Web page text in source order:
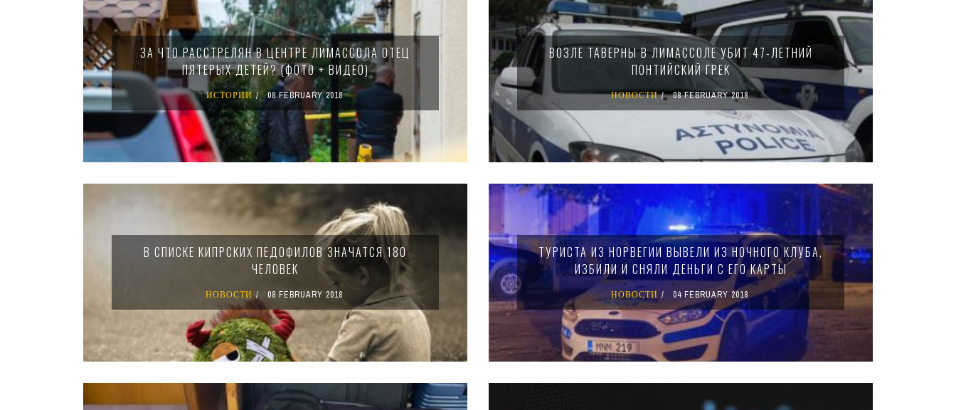
ЗА ЧТО РАССТРЕЛЯН В ЦЕНТРЕ ЛИМАССОЛА ОТЕЦ
ПЯТЕРЫХ ДЕТЕЙ? (ФОТО + ВИДЕО)
ИСТОРИИ 08 FEBRUARY 2018
ВОЗЛЕ ТАВЕРНЫ В ЛИМАССОЛЕ УБИТ 47-ЛЕТНИЙ
ПОНТИЙСКИЙ ГРЕК
НОВОСТИ 08 FEBRUARY 2018
В СПИСКЕ КИПРСКИХ ПЕДОФИЛОВ ЗНАЧАТСЯ 180
ЧЕЛОВЕК
НОВОСТИ 08 FEBRUARY 2018
ТУРИСТА ИЗ НОРВЕГИИ ВЫВЕЛИ ИЗ НОЧНОГО КЛУБА,
ИЗБИЛИ И СНЯЛИ ДЕНЬГИ С ЕГО КАРТЫ
НОВОСТИ 04 FEBRUARY 2018